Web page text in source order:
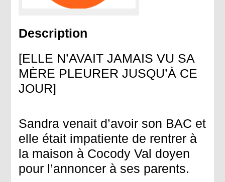
Description
[ELLE N’AVAIT JAMAIS VU SA
MÈRE PLEURER JUSQU’À CE
JOUR]
Sandra venait d’avoir son BAC et
elle était impatiente de rentrer à
la maison à Cocody Val doyen
pour l’annoncer à ses parents.